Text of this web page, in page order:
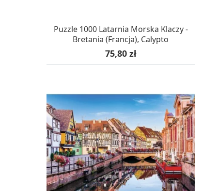
W MAGAZYNIE, DOSTAWA 24H
Puzzle 1000 Latarnia Morska Klaczy -
Bretania (Francja), Calypto
Cena
75,80 zł